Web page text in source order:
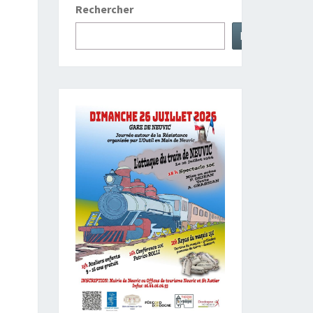
Rechercher
Rechercher